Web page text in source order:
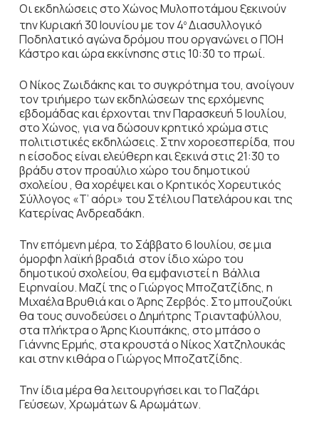
Οι εκδηλώσεις στο Χώνος Μυλοποτάμου ξεκινούν
την Κυριακή 30 Ιουνίου με τον 4οΔιασυλλογικό
Ποδηλατικό αγώνα δρόμου που οργανώνει ο ΠΟΗ
Κάστρο και ώρα εκκίνησης στις 10:30 το πρωί.
Ο Νίκος Ζωιδάκης και το συγκρότημα του, ανοίγουν
τον τριήμερο των εκδηλώσεων της ερχόμενης
εβδομάδας και έρχονται την Παρασκευή 5 Ιουλίου,
στο Χώνος, για να δώσουν κρητικό χρώμα στις
πολιτιστικές εκδηλώσεις. Στην χοροεσπερίδα, που
η είσοδος είναι ελεύθερη και ξεκινά στις 21:30 το
βράδυ στον προαύλιο χώρο του δημοτικού
σχολείου , θα χορέψει και ο Κρητικός Χορευτικός
Σύλλογος «Τ’ αόρι» του Στέλιου Πατελάρου και της
Κατερίνας Ανδρεαδάκη.
Την επόμενη μέρα, το Σάββατο 6 Ιουλίου, σε μια
όμορφη λαϊκή βραδιά στον ίδιο χώρο του
δημοτικού σχολείου, θα εμφανιστεί η Βάλλια
Ειρηναίου. Μαζί της ο Γιώργος Μποζατζίδης, η
Μιχαέλα Βρυθιά και ο Άρης Ζερβός. Στο μπουζούκι
θα τους συνοδεύσει ο Δημήτρης Τριανταφύλλου,
στα πλήκτρα ο Άρης Κιουπάκης, στο μπάσο ο
Γιάννης Ερµής, στα κρουστά ο Νίκος Χατζηλουκάς
και στην κιθάρα ο Γιώργος Μποζατζίδης.
Την ίδια μέρα θα λειτουργήσει και το Παζάρι
Γεύσεων, Χρωµάτων & Αρωµάτων.